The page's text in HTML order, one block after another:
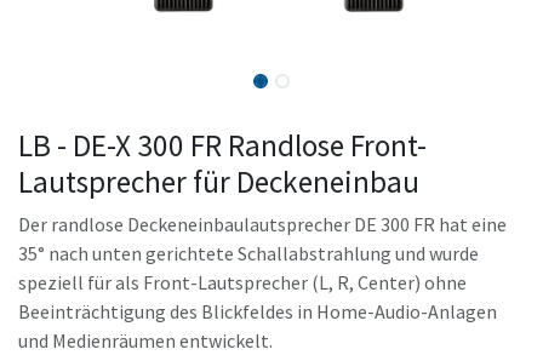
LB - DE-X 300 FR Randlose Front-
Lautsprecher für Deckeneinbau
Der randlose Deckeneinbaulautsprecher DE 300 FR hat eine
35° nach unten gerichtete Schallabstrahlung und wurde
speziell für als Front-Lautsprecher (L, R, Center) ohne
Beeinträchtigung des Blickfeldes in Home-Audio-Anlagen
und Medienräumen entwickelt.